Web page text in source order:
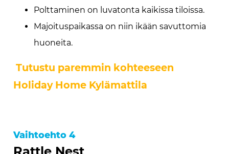
Polttaminen on luvatonta kaikissa tiloissa.
Majoituspaikassa on niin ikään savuttomia
huoneita.
Tutustu paremmin kohteeseen
Holiday Home Kylämattila
Vaihtoehto 4